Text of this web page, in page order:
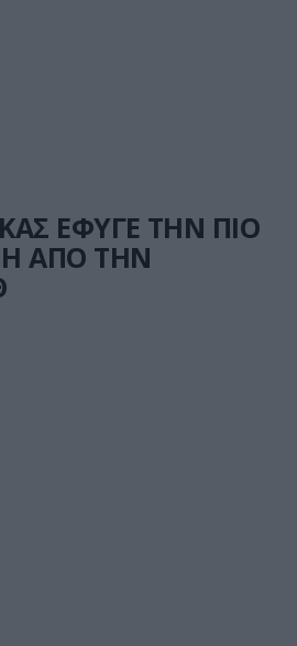
ΕΦΥΓΕ ΤΗΝ ΠΙΟ
ΑΠΟ ΤΗΝ